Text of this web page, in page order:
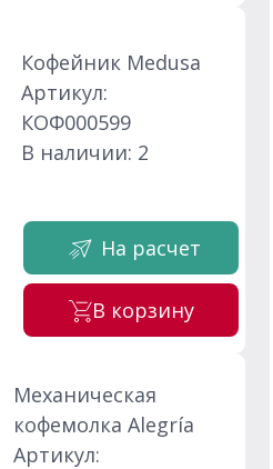
Кофейник Medusa
Артикул:
КОФ000599
В наличии: 2
На расчет
В корзину
Механическая
кофемолка Alegría
Артикул: